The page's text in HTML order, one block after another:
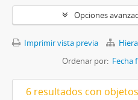
Opciones
Imprimir vista previa
Ordenar por: Fecha
6 resultados con